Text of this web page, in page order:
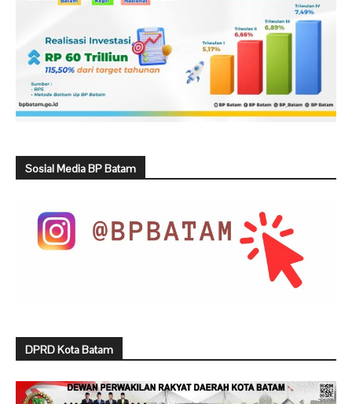
Sosial Media BP Batam
DPRD Kota Batam